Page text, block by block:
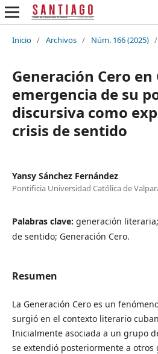
Inicio / Archivos / Núm. 166 (2025) /
Generación Cero en
emergencia de su
discursiva como
crisis de sentido
Yansy Sánchez Fernández
Pontificia Universidad Católica de
Palabras clave: generación
de sentido; Generación Cero.
Resumen
La Generación Cero es un
surgió en el contexto literario
Inicialmente asociada a un grupo
se extendió posteriormente a otros